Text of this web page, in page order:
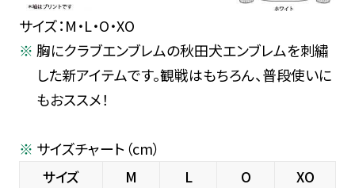
サイズ：M・L・O・XO
胸にクラブエンブレムの秋田犬エンブレムを刺繡
した新アイテムです。観戦はもちろん、普段使いに
もおススメ！
サイズチャート（cm）
サイズ M L O
XO